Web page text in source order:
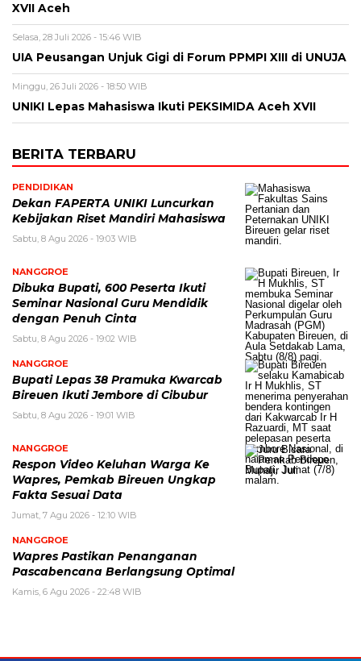
XVII Aceh
Selasa, 28 Juli 2026 - 15:46 WIB
UIA Peusangan Unjuk Gigi di Forum PPMPI XIII di UNUJA
Minggu, 26 Juli 2026 - 18:50 WIB
UNIKI Lepas Mahasiswa Ikuti PEKSIMIDA Aceh XVII
BERITA TERBARU
PENDIDIKAN
Dekan FAPERTA UNIKI Luncurkan
Kebijakan Riset Mandiri Mahasiswa
Sabtu, 8 Agu 2026 - 19:03 WIB
NANGGROE
Dibuka Bupati, 600 Peserta Ikuti
Seminar Nasional Guru Mendidik
dengan Penuh Cinta
Sabtu, 8 Agu 2026 - 19:02 WIB
NANGGROE
Bupati Lepas 38 Pramuka Kwarcab
Bireuen Ikuti Jembore di Cibubur
Sabtu, 8 Agu 2026 - 19:01 WIB
NANGGROE
Respon Video Keluhan Warga Ke
Wapres, Pemkab Bireuen Ungkap
Fakta Sesuai Data
Jumat, 7 Agu 2026 - 12:10 WIB
NANGGROE
Wapres Pastikan Penanganan
Pascabencana Berlangsung Optimal
Kamis, 6 Agu 2026 - 22:48 WIB